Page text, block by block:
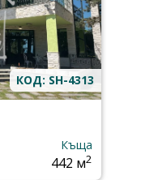
КОД: SH-4313
Къща
442 м2